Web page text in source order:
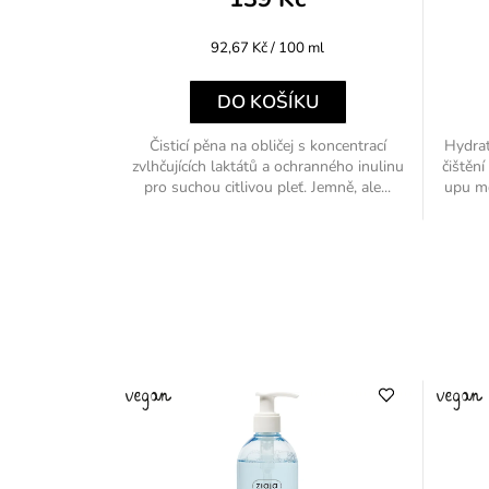
Měrná
92,67 Kč / 100 ml
DO KOŠÍKU
Čisticí pěna na obličej s koncentrací
zvlhčujících laktátů a ochranného inulinu
pro suchou citlivou pleť. Jemně, ale...
upu